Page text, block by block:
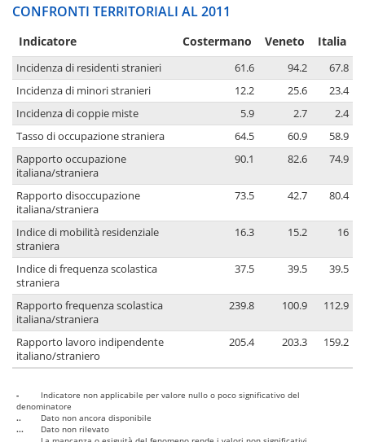
CONFRONTI TERRITORIALI AL 2011
Indicatore Costermano Veneto Italia
Incidenza di residenti stranieri 61.6 94.2
67.8
Incidenza di minori stranieri
12.2 25.6
23.4
Incidenza di coppie miste
5.9 2.7
2.4
Tasso di occupazione straniera
64.5 60.9
58.9
Rapporto occupazione
italiana/straniera
90.1 82.6 74.9
Rapporto disoccupazione
italiana/straniera
73.5 42.7 80.4
Indice di mobilità residenziale
straniera
16.3 15.2 16
Indice di frequenza scolastica
straniera
37.5 39.5 39.5
Rapporto frequenza scolastica
italiana/straniera
239.8 100.9 112.9
Rapporto lavoro indipendente
italiano/straniero
205.4 203.3 159.2
-
Indicatore non applicabile per valore nullo o poco significativo del
denominatore
..
Dato non ancora disponibile
...
Dato non rilevato